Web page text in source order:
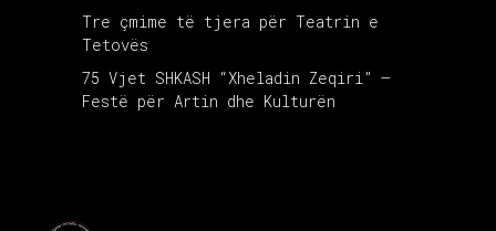
Tre çmime të tjera për Teatrin e
Tetovës
75 Vjet SHKASH “Xheladin Zeqiri” –
Festë për Artin dhe Kulturën